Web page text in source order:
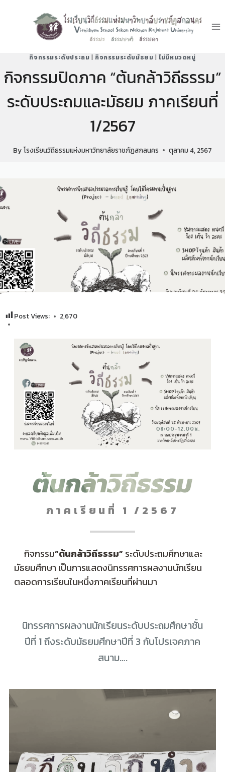
กิจกรรมระดับประถม | กิจกรรมระดับมัธยม |ไม่มีหมวดหมู่
กิจกรรมปิดภาค “ต้นกล้าวิถีธรรม”
ระดับประถมและมัธยม ภาคเรียนที่
1/2567
By โรงเรียนวิถีธรรมแห่งมหาวิทยาลัยราชภัฏสกลนคร ตุลาคม 4, 2567
Post Views: 2,670
ต้นกล้าวิถีธรรม
ภาคเรียนที่ 1 /2567
กิจกรรม“ต้นกล้าวิถีธรรม”ระดับประถมศึกษาและ
มัธยมศึกษา เป็นการแสดงนิทรรศการผลงานนักเรียน
ตลอดการเรียนในหนึ่งภาคเรียนที่ผ่านมา
นิทรรศการผลงานนักเรียนระดับประถมศึกษาชั้น
ปีที่ 1 ถึงระดับมัธยมศึกษาปีที่ 3 กับโปรเจคภาค
สนาม….